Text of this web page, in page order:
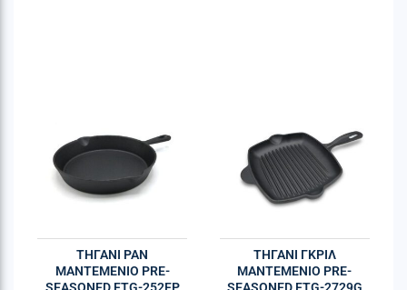
Συμβατή με τα μοντέλα Rogue SE, Prestige PRO
και Prestige που διαθέτουν πλευρικό καυστήρα
υπέρυθρης ακτινοβολίας.
Πορσελάνινη επίστρωση γιαι εύκολο
καθάρισμα και μακροχρόνια απόδοση.
ΤΗΓΑΝΙ PAN
ΜΑΝΤΕΜΕΝΙΟ PRE-
ΤΗΓΑΝΙ ΓΚΡΙΛ
ΜΑΝΤΕΜΕΝΙΟ PRE-